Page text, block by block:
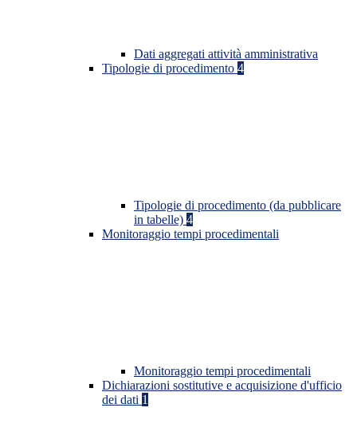
Dati aggregati attività amministrativa
Tipologie di procedimento 4
Tipologie di procedimento (da pubblicare
in tabelle) 4
Monitoraggio tempi procedimentali
Monitoraggio tempi procedimentali
Dichiarazioni sostitutive e acquisizione d'ufficio
dei dati 1